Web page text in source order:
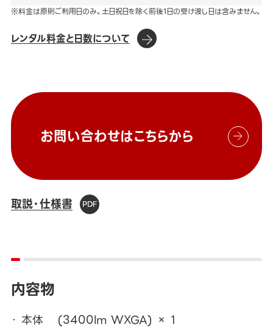
※料金は原則ご利用日のみ。土日祝日を除く前後1日の受け渡し日は含みません。
レンタル料金と日数について
お問い合わせはこちらから
取説・仕様書
内容物
本体 (3400lm WXGA) × 1